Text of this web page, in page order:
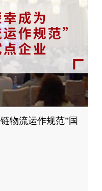
物流运作规范”国